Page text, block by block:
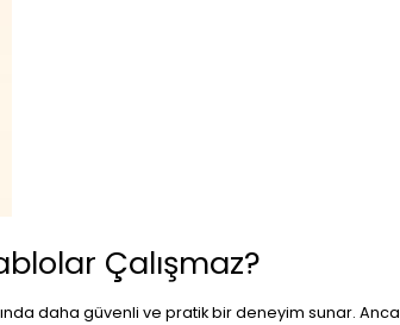
Çalışmaz?
daha güvenli ve pratik bir deneyim sunar.